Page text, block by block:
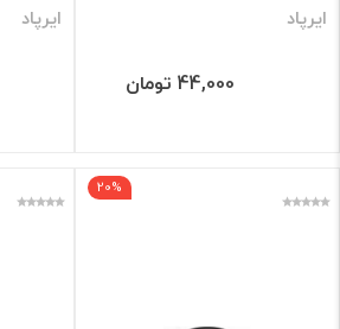
ایرپاد
44,000 تومان
ایرپاد
20%